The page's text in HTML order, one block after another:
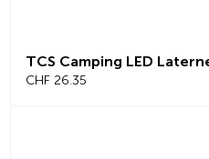
TCS Camping LED
CHF 26.35